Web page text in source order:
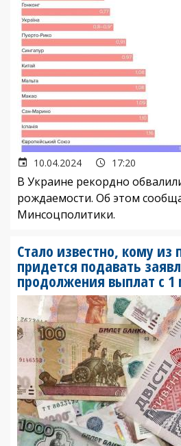
10.04.2024 17:20
В Украине рекордно
рождаемости. Об этом
Минсоцполитики.
Стало известно, кому из
придется подавать
продолжения выплат с 1